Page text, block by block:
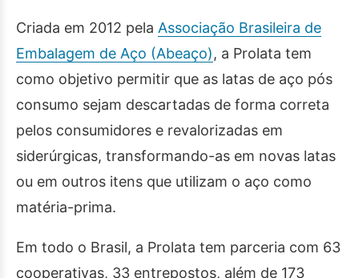
Criada em 2012 pela Associação Brasileira de
Embalagem de Aço (Abeaço), a Prolata tem
como objetivo permitir que as latas de aço pós
consumo sejam descartadas de forma correta
pelos consumidores e revalorizadas em
siderúrgicas, transformando-as em novas latas
ou em outros itens que utilizam o aço como
matéria-prima.
Em todo o Brasil, a Prolata tem parceria com 63
cooperativas, 33 entrepostos, além de 173